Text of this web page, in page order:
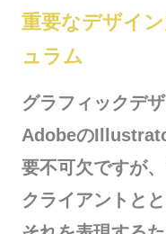
重要なデザイ
ュラム
グラフィックデ
Adobeの
要不可欠ですが
クライアントと